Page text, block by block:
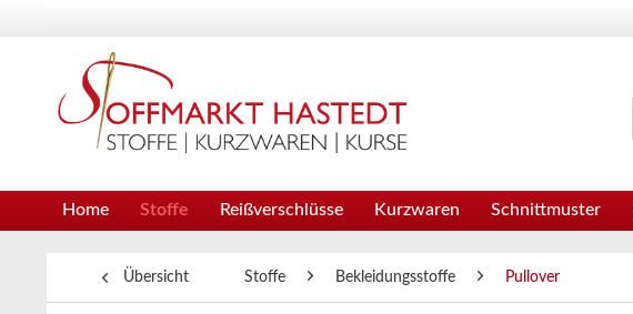
Home Stoffe Reißverschlüsse Kurzwaren Schnittmuster
Übersicht Stoffe Bekleidungsstoffe Pullover